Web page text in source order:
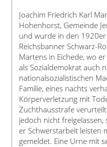
Joachim Friedrich Karl
Hohenhorst, Gemeinde
und wurde in den
Reichsbanner Schwarz-
Martens in Eichede, wo
als Sozialdemokrat auch
nationalsozialistischen
Familie, eines nachts
Körperverletzung mit
Zuchthausstrafe
jedoch nicht
er Schwerstarbeit leisten
gemeldet. Eine Urne mit